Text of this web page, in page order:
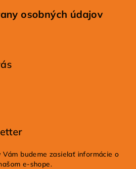
osobných údajov
budeme zasielať informácie o
e-shope.